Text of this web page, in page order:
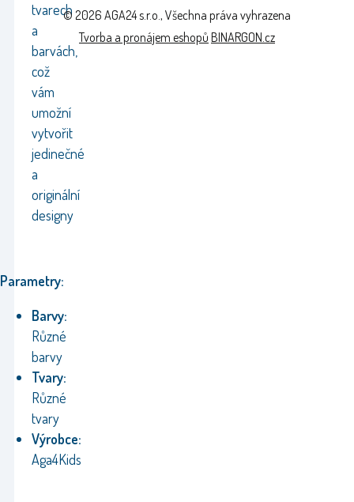
tvarech
a
barvách,
což
vám
umožní
vytvořit
jedinečné
a
originální
designy
Parametry:
Barvy:
Různé
barvy
Tvary:
Různé
tvary
Výrobce:
Aga4Kids
© 2026 AGA24 s.r.o., Všechna práva vyhrazena
Tvorba a pronájem eshopů BINARGON.cz